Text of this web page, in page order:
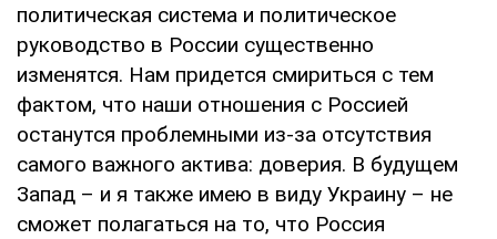
политическая система и политическое
руководство в России существенно
изменятся. Нам придется смириться с тем
фактом, что наши отношения с Россией
останутся проблемными из-за отсутствия
самого важного актива: доверия. В будущем
Запад – и я также имею в виду Украину – не
сможет полагаться на то, что Россия